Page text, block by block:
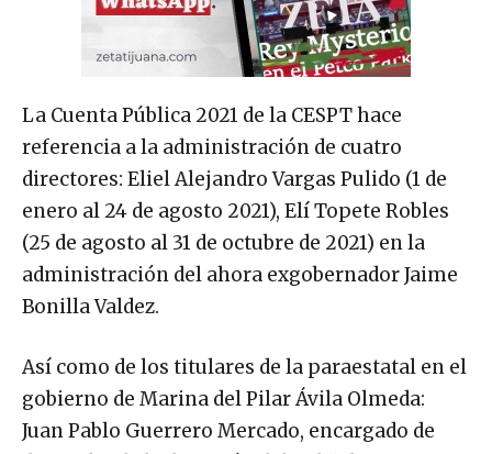
La Cuenta Pública 2021 de la CESPT hace
referencia a la administración de cuatro
directores: Eliel Alejandro Vargas Pulido (1 de
enero al 24 de agosto 2021), Elí Topete Robles
(25 de agosto al 31 de octubre de 2021) en la
administración del ahora exgobernador Jaime
Bonilla Valdez.
Así como de los titulares de la paraestatal en el
gobierno de Marina del Pilar Ávila Olmeda:
Juan Pablo Guerrero Mercado, encargado de